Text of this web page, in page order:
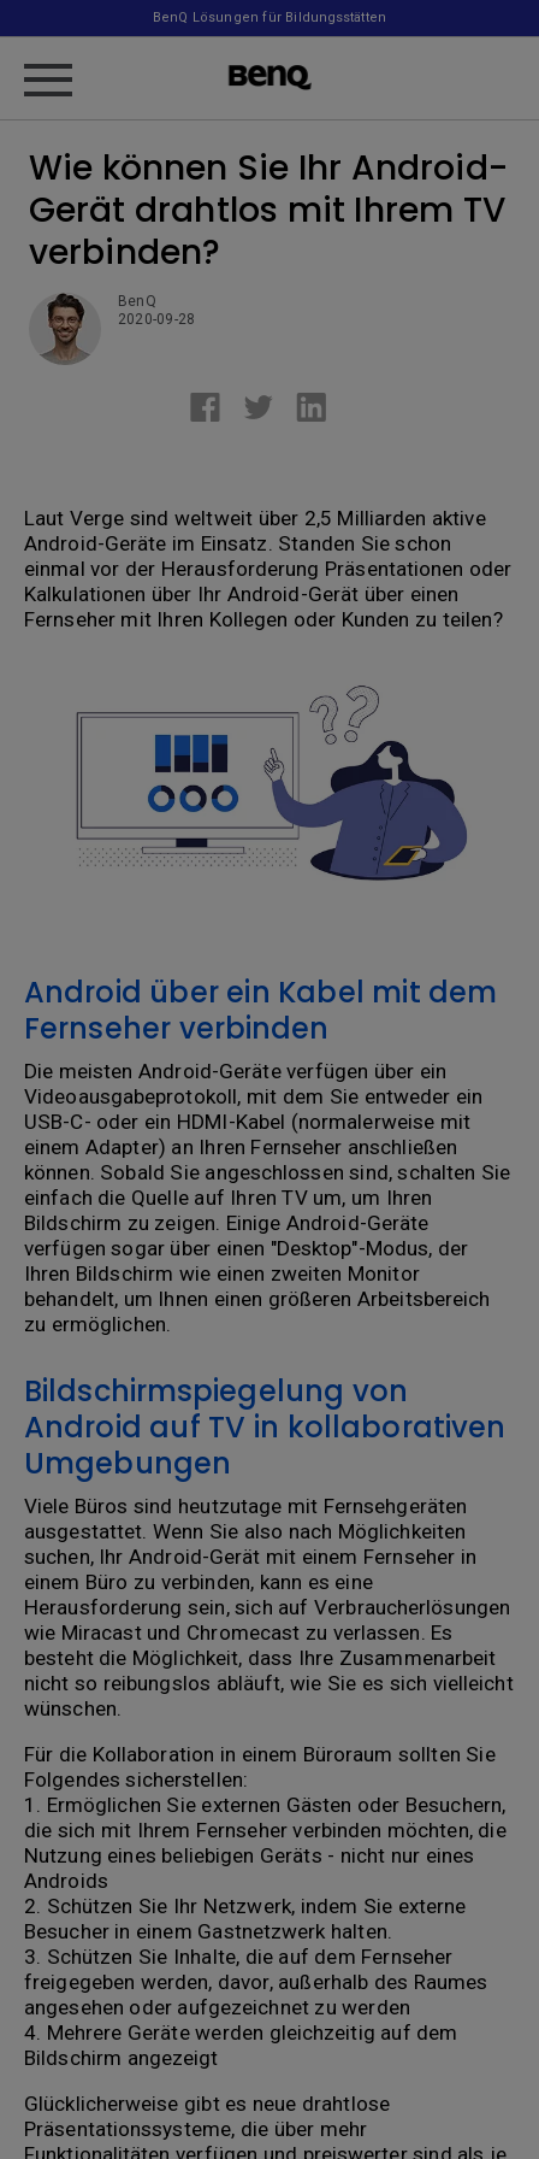
BenQ Lösungen für Bildungsstätten
Wie können Sie Ihr Android-
Gerät drahtlos mit Ihrem TV
verbinden?
BenQ
2020-09-28
Laut Verge sind weltweit über 2,5 Milliarden aktive
Android-Geräte im Einsatz. Standen Sie schon
einmal vor der Herausforderung Präsentationen oder
Kalkulationen über Ihr Android-Gerät über einen
Fernseher mit Ihren Kollegen oder Kunden zu teilen?
Android über ein Kabel mit dem
Fernseher verbinden
Die meisten Android-Geräte verfügen über ein
Videoausgabeprotokoll, mit dem Sie entweder ein
USB-C- oder ein HDMI-Kabel (normalerweise mit
einem Adapter) an Ihren Fernseher anschließen
können. Sobald Sie angeschlossen sind, schalten Sie
einfach die Quelle auf Ihren TV um, um Ihren
Bildschirm zu zeigen. Einige Android-Geräte
verfügen sogar über einen "Desktop"-Modus, der
Ihren Bildschirm wie einen zweiten Monitor
behandelt, um Ihnen einen größeren Arbeitsbereich
zu ermöglichen.
Bildschirmspiegelung von
Android auf TV in kollaborativen
Umgebungen
Viele Büros sind heutzutage mit Fernsehgeräten
ausgestattet. Wenn Sie also nach Möglichkeiten
suchen, Ihr Android-Gerät mit einem Fernseher in
einem Büro zu verbinden, kann es eine
Herausforderung sein, sich auf Verbraucherlösungen
wie Miracast und Chromecast zu verlassen. Es
besteht die Möglichkeit, dass Ihre Zusammenarbeit
nicht so reibungslos abläuft, wie Sie es sich vielleicht
wünschen.
Für die Kollaboration in einem Büroraum sollten Sie
Folgendes sicherstellen:
1. Ermöglichen Sie externen Gästen oder Besuchern,
die sich mit Ihrem Fernseher verbinden möchten, die
Nutzung eines beliebigen Geräts - nicht nur eines
Androids
2. Schützen Sie Ihr Netzwerk, indem Sie externe
Besucher in einem Gastnetzwerk halten.
3. Schützen Sie Inhalte, die auf dem Fernseher
freigegeben werden, davor, außerhalb des Raumes
angesehen oder aufgezeichnet zu werden
4. Mehrere Geräte werden gleichzeitig auf dem
Bildschirm angezeigt
Glücklicherweise gibt es neue drahtlose
Präsentationssysteme, die über mehr
Funktionalitäten verfügen und preiswerter sind als je